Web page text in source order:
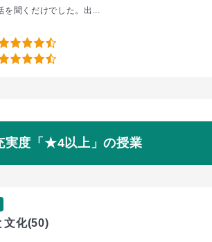
を聞くだけでした。出...
実度「★4以上」の授業
文化(50)